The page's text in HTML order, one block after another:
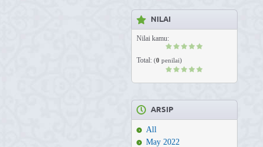
NILAI
Nilai kamu:
Total: (0 penilai)
ARSIP
All
May 2022